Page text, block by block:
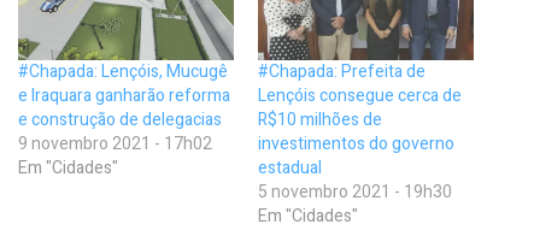
#Chapada: Lençóis, Mucugê
e Iraquara ganharão reforma
e construção de delegacias
9 novembro 2021 - 17h02
Em "Cidades"
#Chapada: Prefeita de
Lençóis consegue cerca de
R$10 milhões de
investimentos do governo
estadual
5 novembro 2021 - 19h30
Em "Cidades"